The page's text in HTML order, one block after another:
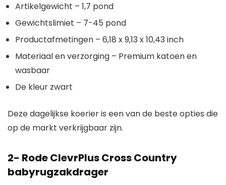
Artikelgewicht – 1,7 pond
Gewichtslimiet – 7-45 pond
Productafmetingen – 6,18 x 9,13 x 10,43 inch
Materiaal en verzorging – Premium katoen en
wasbaar
De kleur zwart
Deze dagelijkse koerier is een van de beste opties die
op de markt verkrijgbaar zijn.
2- Rode ClevrPlus Cross Country
babyrugzakdrager